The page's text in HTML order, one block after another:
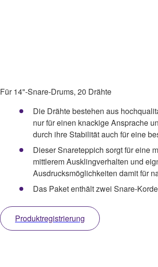
Für 14"-Snare-Drums, 20 Drähte
Die Drähte bestehen aus
nur für einen knackige Ansprache
durch ihre Stabilität auch für eine
Dieser Snareteppich sorgt für eine
mittlerem Ausklingverhalten und
Ausdrucksmöglichkeiten damit für
Das Paket enthält zwei Snare-
Produktregistrierung